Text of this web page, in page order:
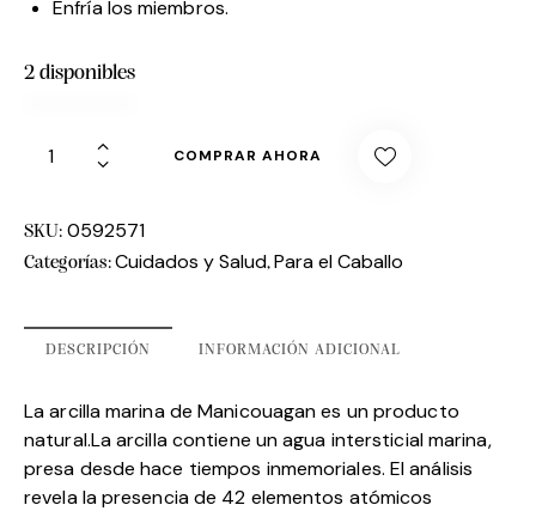
Enfría los miembros.
2 disponibles
COMPRAR AHORA
SKU: 0592571
Categorías:Cuidados y Salud, Para el Caballo
DESCRIPCIÓN INFORMACIÓN ADICIONAL
La arcilla marina de Manicouagan es un producto
natural.La arcilla contiene un agua intersticial marina,
presa desde hace tiempos inmemoriales. El análisis
revela la presencia de 42 elementos atómicos